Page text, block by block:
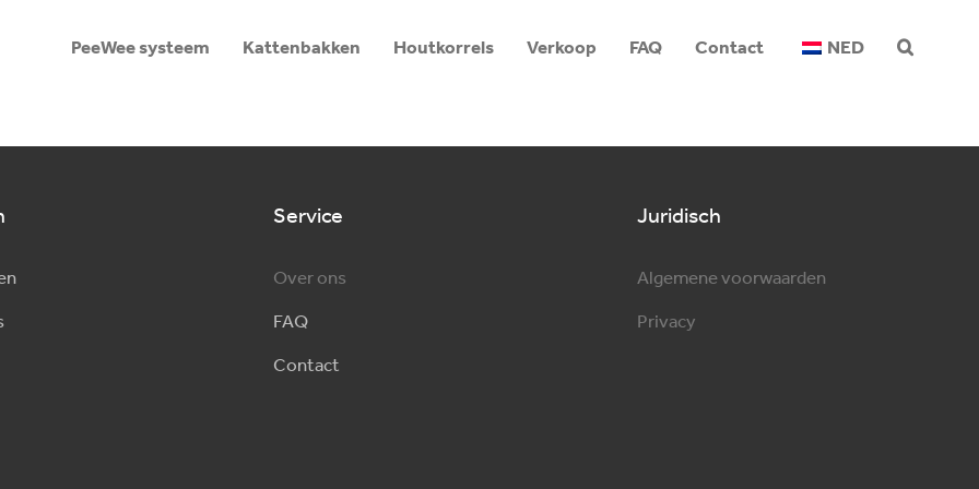
PeeWee systeem Kattenbakken Houtkorrels Verkoop FAQ Contact NED
Service
Over ons
FAQ
Contact
Juridisch
Algemene voorwaarden
Privacy